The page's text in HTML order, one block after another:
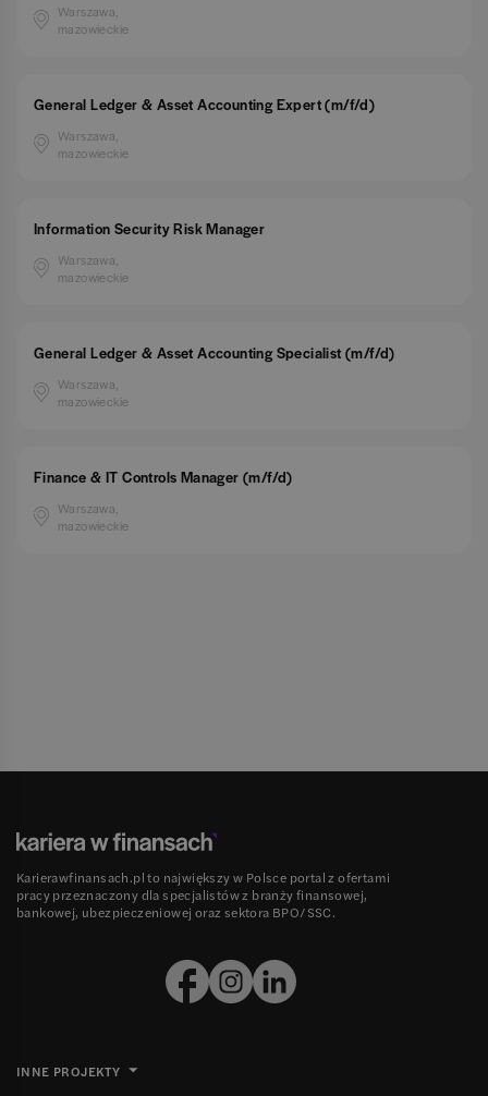
Warszawa,
mazowieckie
General Ledger & Asset Accounting Expert (m/f/d)
Warszawa,
mazowieckie
Information Security Risk Manager
Warszawa,
mazowieckie
General Ledger & Asset Accounting Specialist (m/f/d)
Warszawa,
mazowieckie
Finance & IT Controls Manager (m/f/d)
Warszawa,
mazowieckie
Karierawfinansach.pl to największy w Polsce portal z ofertami
pracy przeznaczony dla specjalistów z branży finansowej,
bankowej, ubezpieczeniowej oraz sektora BPO/SSC.
INNE PROJEKTY